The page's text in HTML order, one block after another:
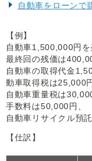
自動車をローンで
【例】
自動車1,500,000円
最終回の残価は
自動車の取得代金
動車取得税は25,000
自動車重量税は
手数料は50,000円、
自動車リサイクル預
【仕訳】